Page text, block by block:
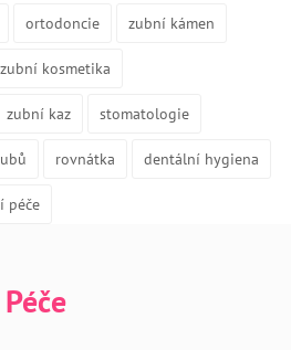
ortodoncie zubní kámen
zubní kosmetika
zubní kaz stomatologie
rovnátka dentální hygiena
péče